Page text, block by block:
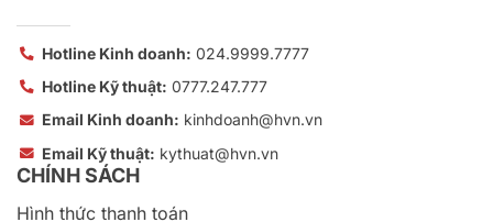
Chính sách bàn giao
Chính sách hủy - đổi trả
Quy trình triển khai dịch vụ
Quy trình xử lý khiếu nại
Thỏa thuận sử dụng dịch vụ